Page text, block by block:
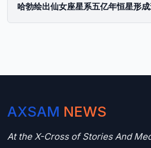
哈勃绘出仙女座星系五亿年恒星形
AXSAM NEWS
At the X-Cross of Stories And